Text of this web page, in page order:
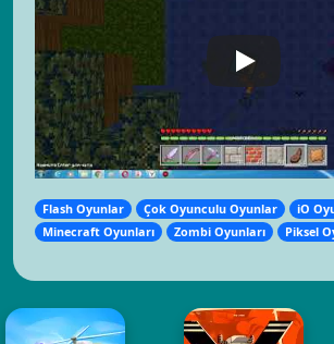
Flash Oyunlar Çok Oyunculu Oyunlar
iO
Minecraft Oyunları
Zombi Oyunları Piksel